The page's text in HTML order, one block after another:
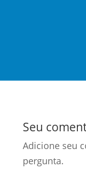
Seu
Adicione seu
pergunta.